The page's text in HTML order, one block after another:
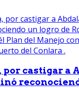
por castigar a